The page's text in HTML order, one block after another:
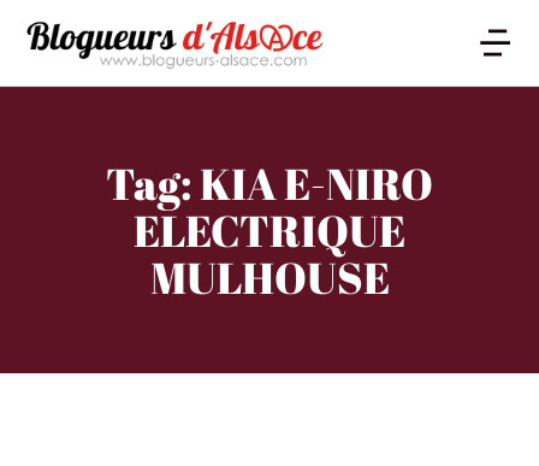
Tag: KIA E-NIRO
ELECTRIQUE
MULHOUSE